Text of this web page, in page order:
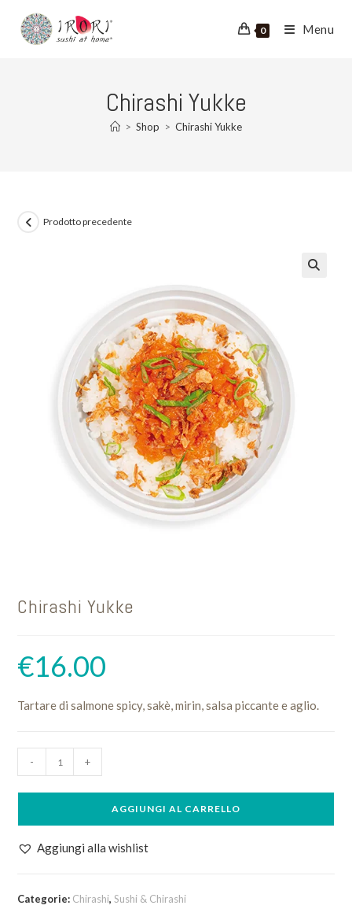
contenuto
0 Menu
Chirashi Yukke
> Shop > Chirashi Yukke
Prodotto precedente
Chirashi Yukke
€16.00
Tartare di salmone spicy, sakè, mirin, salsa piccante e aglio.
Yukke
quantità
- +
AGGIUNGI AL CARRELLO
Aggiungi alla wishlist
Categorie: Chirashi,Sushi & Chirashi